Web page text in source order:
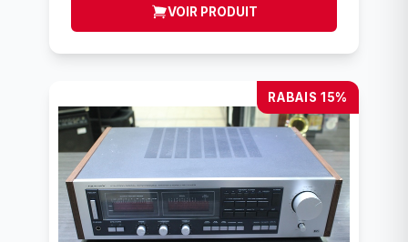
VOIR PRODUIT
RABAIS 15%